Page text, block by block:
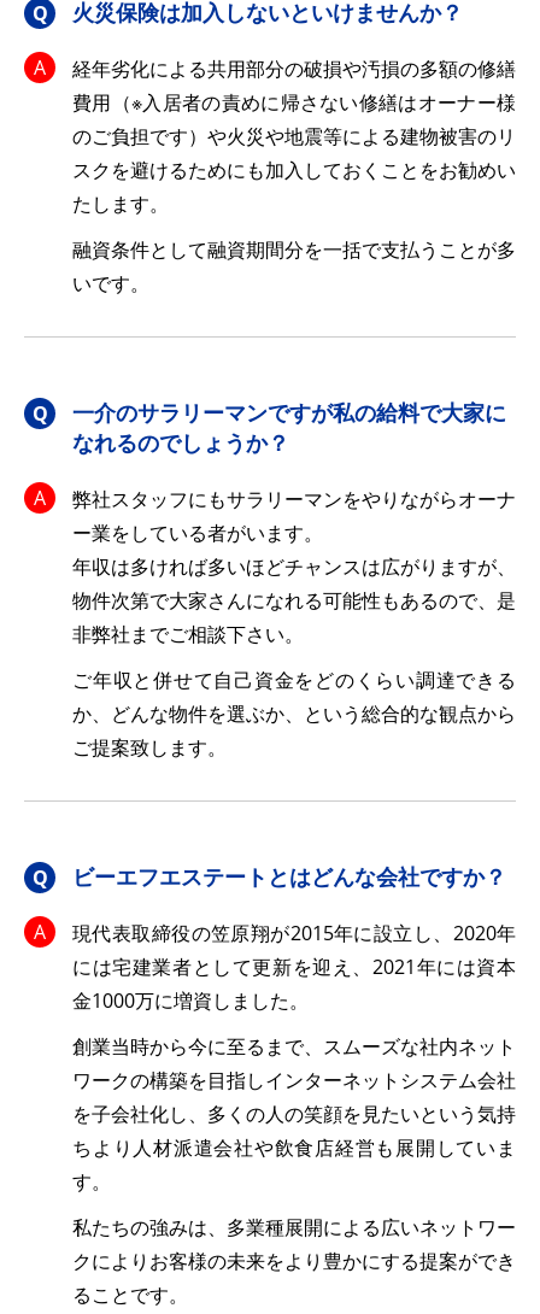
火災保険は加入しないといけませんか？
経年劣化による共用部分の破損や汚損の多額の修繕
費用（※入居者の責めに帰さない修繕はオーナー様
のご負担です）や火災や地震等による建物被害のリ
スクを避けるためにも加入しておくことをお勧めい
たします。
融資条件として融資期間分を一括で支払うことが多
いです。
一介のサラリーマンですが私の給料で大家に
なれるのでしょうか？
弊社スタッフにもサラリーマンをやりながらオーナ
ー業をしている者がいます。
年収は多ければ多いほどチャンスは広がりますが、
物件次第で大家さんになれる可能性もあるので、是
非弊社までご相談下さい。
ご年収と併せて自己資金をどのくらい調達できる
か、どんな物件を選ぶか、という総合的な観点から
ご提案致します。
ビーエフエステートとはどんな会社ですか？
現代表取締役の笠原翔が2015年に設立し、2020年
には宅建業者として更新を迎え、2021年には資本
金1000万に増資しました。
創業当時から今に至るまで、スムーズな社内ネット
ワークの構築を目指しインターネットシステム会社
を子会社化し、多くの人の笑顔を見たいという気持
ちより人材派遣会社や飲食店経営も展開していま
す。
私たちの強みは、多業種展開による広いネットワー
クによりお客様の未来をより豊かにする提案ができ
ることです。